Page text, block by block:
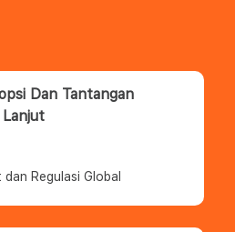
Dan Tantangan
Lanjut
Regulasi Global